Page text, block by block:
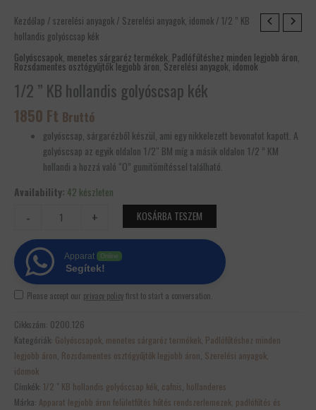
Kezdőlap / szerelési anyagok / Szerelési anyagok, idomok / 1/2 ” KB
hollandis golyóscsap kék
Golyóscsapok, menetes sárgaréz termékek, Padlófűtéshez minden legjobb áron,
Rozsdamentes osztógyűjtők legjobb áron, Szerelési anyagok, idomok
1/2 ” KB hollandis golyóscsap kék
1850 Ft Bruttó
golyóscsap, sárgarézből készül, ami egy nikkelezett bevonatot kapott. A
golyóscsap az egyik oldalon 1/2″ BM míg a másik oldalon 1/2 ” KM
hollandi a hozzá való “O” gumitömítéssel található.
Availability: 42 készleten
-
1/2
"
KB
hollandis
golyóscsap
kék
mennyiség
+ KOSÁRBA TESZEM
Apparat Online
Segítek!
Please accept our privacy policyfirst to start a conversation.
Cikkszám: 0200.126
Kategóriák: Golyóscsapok, menetes sárgaréz termékek, Padlófűtéshez minden
legjobb áron, Rozsdamentes osztógyűjtők legjobb áron, Szerelési anyagok,
idomok
Címkék: 1/2 " KB hollandis golyóscsap kék, cafnis, hollanderes
Márka: Apparat legjobb áron felületfűtés hűtés rendszerlemezek, padlófűtés és